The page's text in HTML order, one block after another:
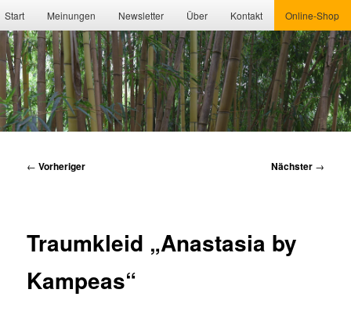
Start Meinungen Newsletter Über Kontakt Online-Shop
Beitragsnavigation
← Vorheriger Nächster →
Traumkleid „Anastasia by
Kampeas“